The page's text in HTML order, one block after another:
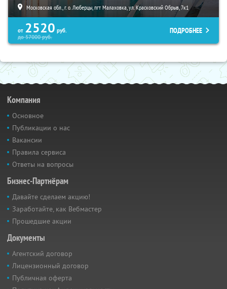
Московская обл., г. о. Люберцы, пгт Малаховка, ул. Красковский Обрыв, 7к1
от 2520 руб.
до57000руб.
ПОДРОБНЕЕ
Компания
Основное
Публикации о нас
Вакансии
Правила сервиса
Ответы на вопросы
Бизнес-Партнёрам
Давайте сделаем акцию!
Заработайте, как Вебмастер
Прошедшие акции
Документы
Агентский договор
Лицензионный договор
Публичная оферта